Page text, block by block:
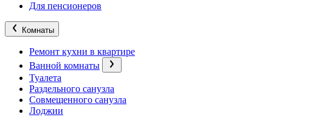
Для пенсионеров
Комнаты
Ремонт кухни в квартире
Ванной комнаты
Туалета
Раздельного санузла
Совмещенного санузла
Лоджии